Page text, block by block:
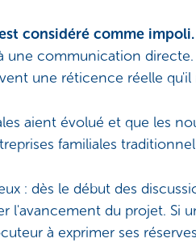
considéré comme impoli.
une communication
une réticence réelle
aient évolué et que les
familiales
: dès le début des
l'avancement du projet. Si
à exprimer ses